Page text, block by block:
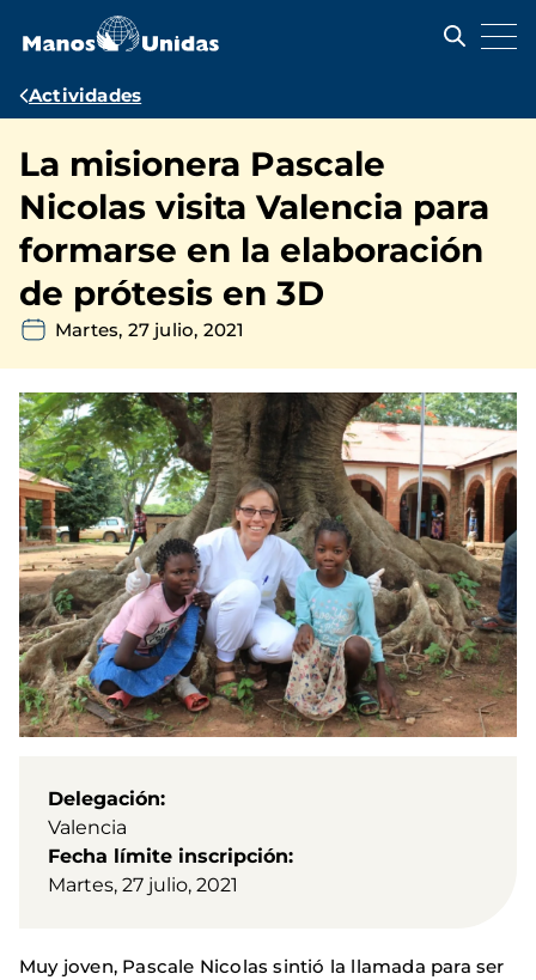
contenido
Ruta
navegación
Actividades
La misionera Pascale
Nicolas visita Valencia para
formarse en la elaboración
de prótesis en 3D
Martes, 27 julio, 2021
Delegación
Valencia
Fecha límite inscripción
Martes, 27 julio, 2021
Muy joven, Pascale Nicolas sintió la llamada para ser